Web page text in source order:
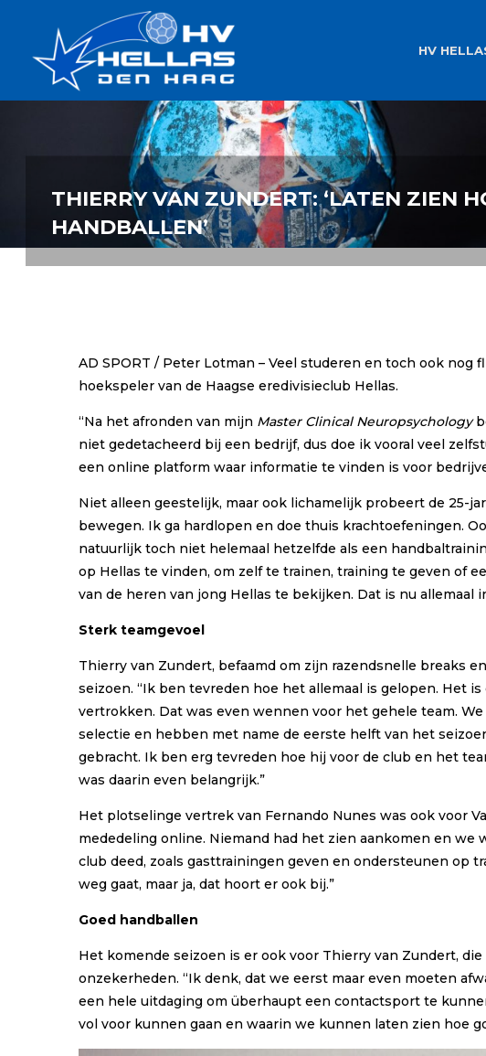
AMBITIE
HV
THIERRY VAN ZUNDERT: ‘LATEN ZIEN
HANDBALLEN’
AD SPORT / Peter Lotman – Veel studeren en toch ook
hoekspeler van de Haagse eredivisieclub Hellas.
“Na het afronden van mijn Master Clinical Neuropsychology
niet gedetacheerd bij een bedrijf, dus doe ik vooral veel
een online platform waar informatie te vinden is voor
Niet alleen geestelijk, maar ook lichamelijk probeert de 25-
bewegen. Ik ga hardlopen en doe thuis krachtoefeningen.
natuurlijk toch niet helemaal hetzelfde als een
op Hellas te vinden, om zelf te trainen, training te geven of
van de heren van jong Hellas te bekijken. Dat is nu
Sterk teamgevoel
Thierry van Zundert, befaamd om zijn razendsnelle breaks
seizoen. “Ik ben tevreden hoe het allemaal is gelopen. Het
vertrokken. Dat was even wennen voor het gehele team.
selectie en hebben met name de eerste helft van het
gebracht. Ik ben erg tevreden hoe hij voor de club en het
was daarin even belangrijk.”
Het plotselinge vertrek van Fernando Nunes was ook voor
mededeling online. Niemand had het zien aankomen en we
club deed, zoals gasttrainingen geven en ondersteunen op
weg gaat, maar ja, dat hoort er ook bij.”
Goed handballen
Het komende seizoen is er ook voor Thierry van Zundert,
onzekerheden. “Ik denk, dat we eerst maar even moeten
een hele uitdaging om überhaupt een contactsport te
vol voor kunnen gaan en waarin we kunnen laten zien hoe